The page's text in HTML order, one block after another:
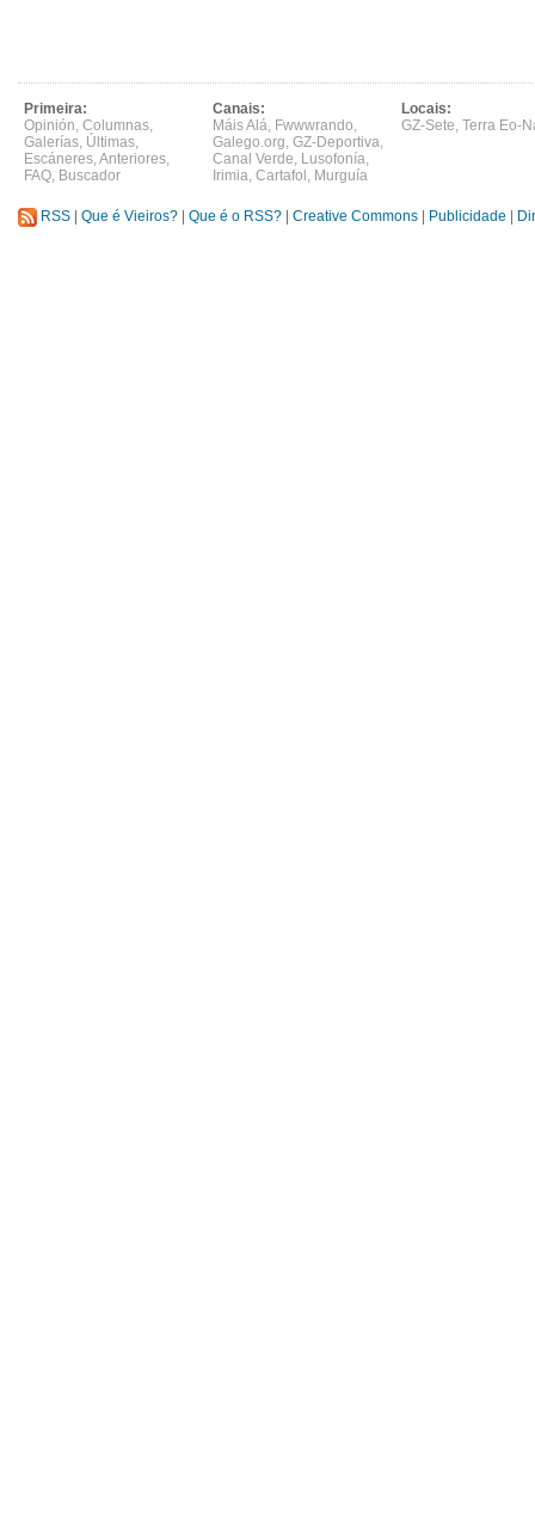
Primeira:
Opinión, Columnas,
Galerías, Últimas,
Escáneres,Anteriores,
FAQ, Buscador
Canais:
Máis Alá, Fwwwrando,
Galego.org, GZ-Deportiva,
Canal Verde, Lusofonía,
Irimia, Cartafol , Murguía
Locais:
GZ-Sete, Terra Eo-
RSS Que é Vieiros? Que é o RSS? Creative Commons Publicidade